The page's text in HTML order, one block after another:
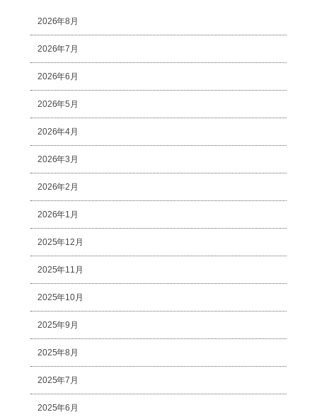
2026年8月
2026年7月
2026年6月
2026年5月
2026年4月
2026年3月
2026年2月
2026年1月
2025年12月
2025年11月
2025年10月
2025年9月
2025年8月
2025年7月
2025年6月